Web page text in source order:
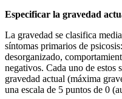
Especificar la gravedad
La gravedad se clasifica
síntomas primarios de
desorganizado,
negativos. Cada uno de estos
gravedad actual (máxima
una escala de 5 puntos de 0